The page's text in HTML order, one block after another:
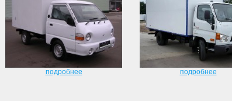
подробнее подробнее